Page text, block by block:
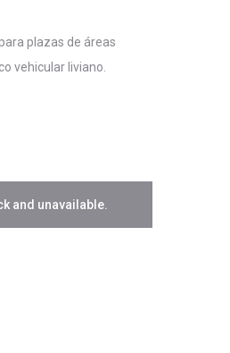
plazas de áreas
vehicular liviano.
and unavailable.